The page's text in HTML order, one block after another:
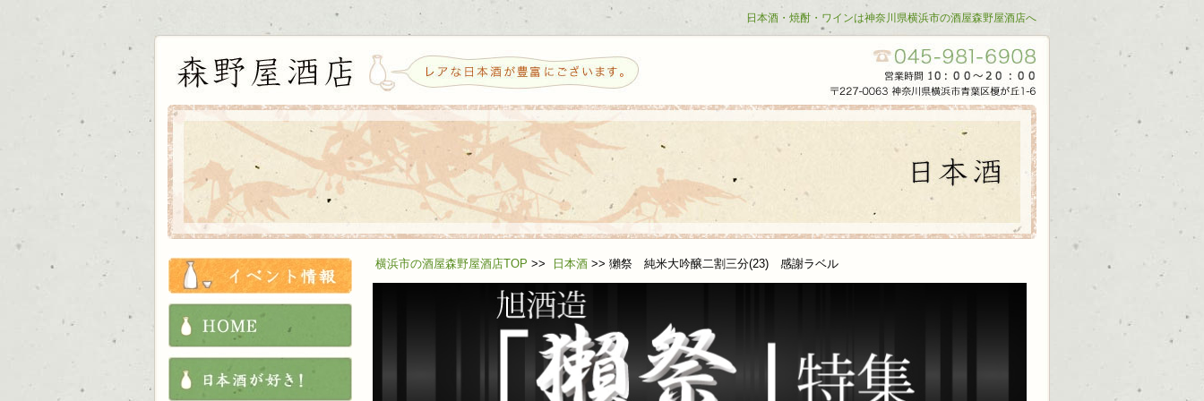
日本酒・焼酎・ワインは神奈川県横浜市の酒屋森野屋酒店へ
お知らせ
横浜市の酒屋森野屋酒店TOP >> 日本酒 >> 獺祭 純米大吟醸二割三分(23) 感謝ラベル